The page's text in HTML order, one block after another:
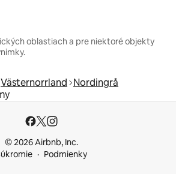
oblastiach a pre niektoré objekty
Västernorrland Nordingrå
© 2026 Airbnb, Inc.
Podmienky